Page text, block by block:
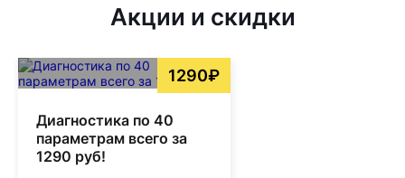
Акции и скидки
1290₽
Диагностика по 40
параметрам всего за
1290 руб!